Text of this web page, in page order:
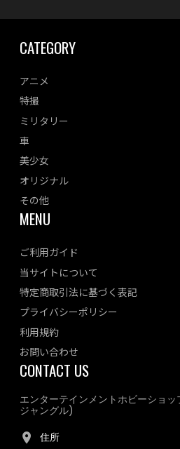
CATEGORY
アニメ
特撮
ミリタリー
車
美少女
オリジナル
その他
MENU
ご利用ガイド
当サイトについて
特定商取引法に基づく表記
プライバシーポリシー
利用規約
お問い合わせ
CONTACT US
エンターテインメントホビーショ
ジャングル)
住所